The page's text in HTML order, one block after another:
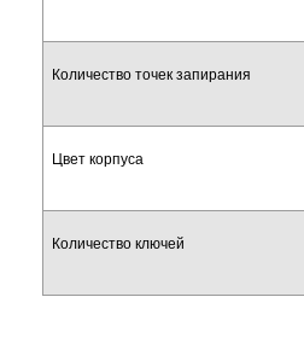
Количество точек запирания
Цвет корпуса
Количество ключей